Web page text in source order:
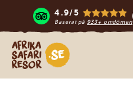
4.9/5
Baserat på 933+ omdömen
Safari-resor i Afrika